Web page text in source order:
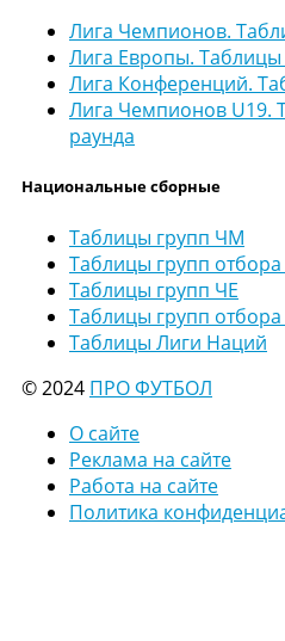
Лига Чемпионов.
Лига Европы. Таблицы
Лига Конференций.
Лига Чемпионов U19.
раунда
Национальные сборные
Таблицы групп ЧМ
Таблицы групп
Таблицы групп ЧЕ
Таблицы групп
Таблицы Лиги Наций
© 2024 ПРО ФУТБОЛ
О сайте
Реклама на сайте
Работа на сайте
Политика